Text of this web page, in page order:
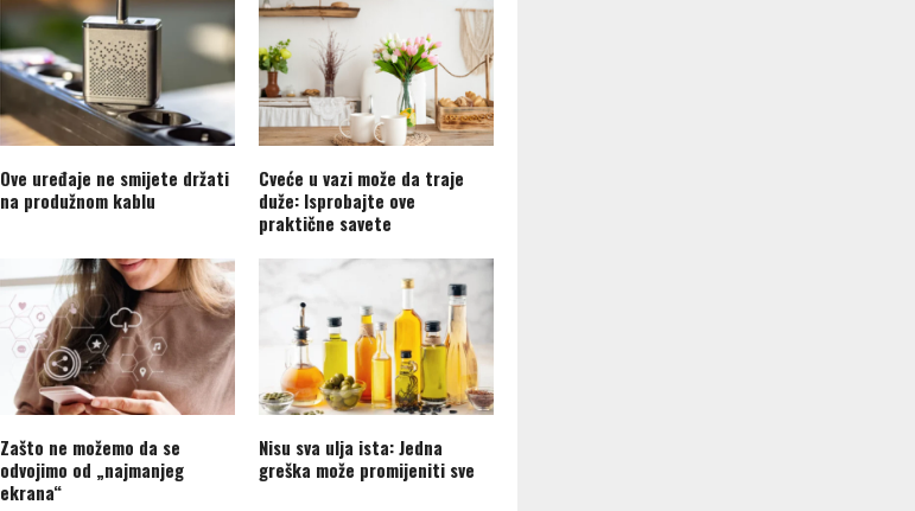
Ove uređaje ne smijete držati
na produžnom kablu
Cveće u vazi može da traje
duže: Isprobajte ove
praktične savete
Zašto ne možemo da se
odvojimo od „najmanjeg
ekrana“
Nisu sva ulja ista: Jedna
greška može promijeniti sve